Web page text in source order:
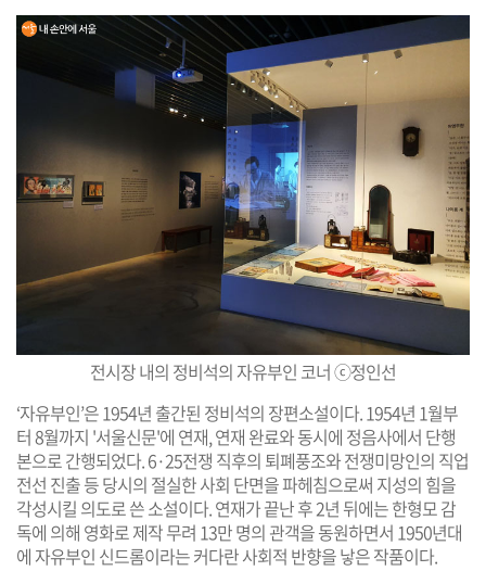
전시장 내의 정비석의 자유부인 코너ⓒ정인선
‘자유부인’은 1954년 출간된 정비석의 장편소설이다. 1954년 1월부
터 8월까지 '서울신문'에 연재, 연재 완료와 동시에 정음사에서 단행
본으로 간행되었다. 6·25전쟁 직후의 퇴폐풍조와 전쟁미망인의 직업
전선 진출 등 당시의 절실한 사회 단면을 파헤침으로써 지성의 힘을
각성시킬 의도로 쓴 소설이다. 연재가 끝난 후 2년 뒤에는 한형모 감
독에 의해 영화로 제작 무려 13만 명의 관객을 동원하면서 1950년대
에 자유부인 신드롬이라는 커다란 사회적 반향을 낳은 작품이다.